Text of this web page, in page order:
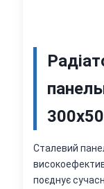
Сталевий
поєднує